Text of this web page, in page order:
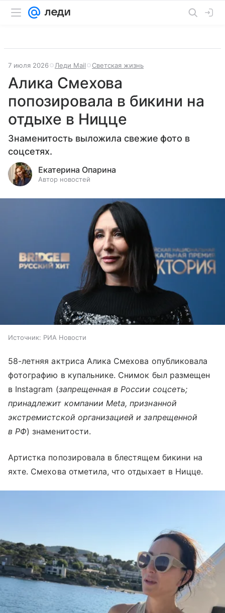
7 июля 2026 Леди Mail Светская жизнь
Алика Смехова
попозировала в бикини на
отдыхе в Ницце
Знаменитость выложила свежие фото в
соцсетях.
Екатерина Опарина
Автор новостей
Источник: РИА Новости
58-летняя актриса Алика Смехова опубликовала
фотографию в купальнике. Снимок был размещен
в Instagram (запрещенная в России соцсеть;
принадлежит компании Meta, признанной
экстремистской организацией и запрещенной
в РФ) знаменитости.
Артистка попозировала в блестящем бикини на
яхте. Смехова отметила, что отдыхает в Ницце.